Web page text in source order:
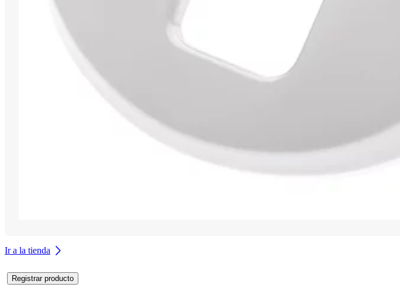
Ir a la tienda
Registrar producto